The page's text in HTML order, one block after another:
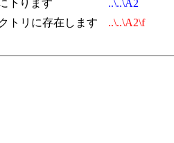
下ります
..\..\A2
トリに存在します
..\..\A2\f